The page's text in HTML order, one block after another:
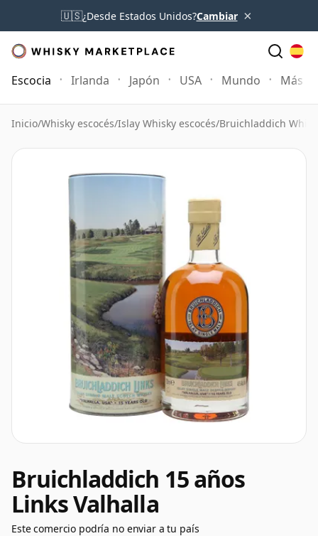
🇺🇸¿Desde Estados Unidos?Cambiar ×
Escocia Irlanda Japón USA Mundo Más
Inicio/Whisky escocés/Islay Whisky escocés/Bruichladdich
Bruichladdich 15 años
Links Valhalla
Este comercio podría no enviar a tu país